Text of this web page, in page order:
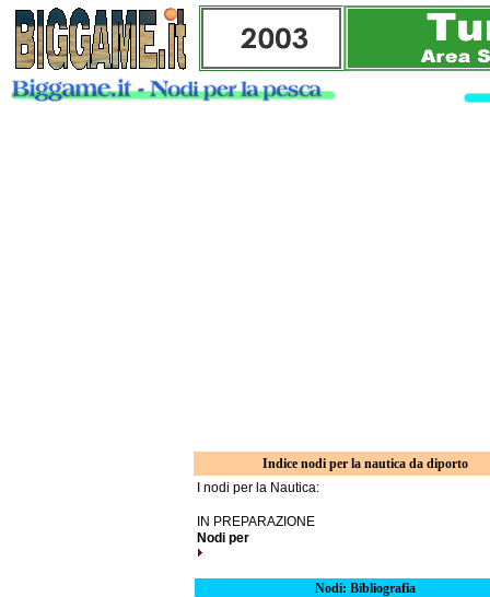
Indice nodi per la nautica da diporto
I nodi per la Nautica:
IN PREPARAZIONE
Nodi per
Nodi: Bibliografia